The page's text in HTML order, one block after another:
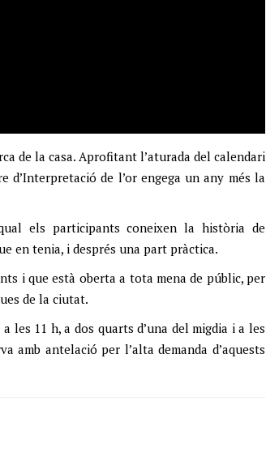
de la casa. Aprofitant l’aturada del calendari
d’Interpretació de l’or engega un any més la
els participants coneixen la història de
en tenia, i després una part pràctica.
i que està oberta a tota mena de públic, per
de la ciutat.
les 11 h, a dos quarts d’una del migdia i a les
amb antelació per l’alta demanda d’aquests